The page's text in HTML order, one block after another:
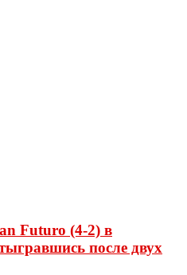
Futuro (4-2) в
после двух